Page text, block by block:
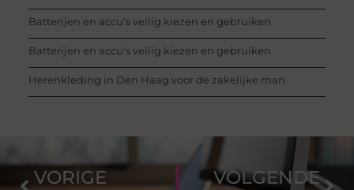
Batterijen en accu's veilig kiezen en gebruiken
Batterijen en accu's veilig kiezen en gebruiken
Herenkleding in Den Haag voor de zakelijke man
VORIGE VOLGENDE